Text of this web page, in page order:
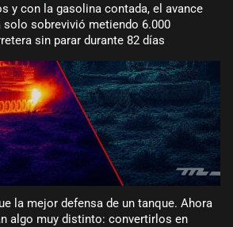
y con la gasolina contada, el avance
sobrevivió metiendo 6.000
sin parar durante 82 días
la mejor defensa de un tanque. Ahora
algo muy distinto: convertirlos en